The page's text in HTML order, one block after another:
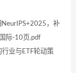
，补
际-10页.pdf
业与ETF轮动策